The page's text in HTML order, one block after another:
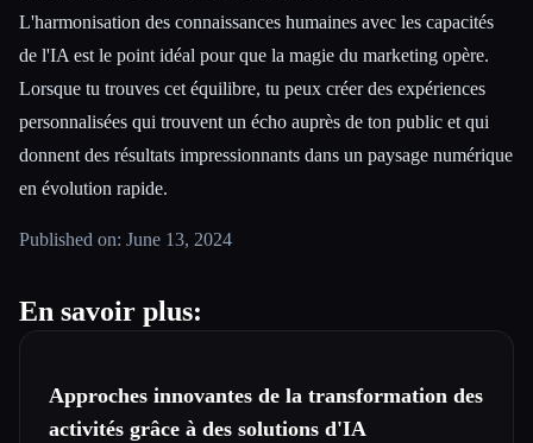
L'harmonisation des connaissances humaines avec les capacités
de l'IA est le point idéal pour que la magie du marketing opère.
Lorsque tu trouves cet équilibre, tu peux créer des expériences
personnalisées qui trouvent un écho auprès de ton public et qui
donnent des résultats impressionnants dans un paysage numérique
en évolution rapide.
Published on: June 13, 2024
En savoir plus:
Approches innovantes de la transformation des
activités grâce à des solutions d'IA